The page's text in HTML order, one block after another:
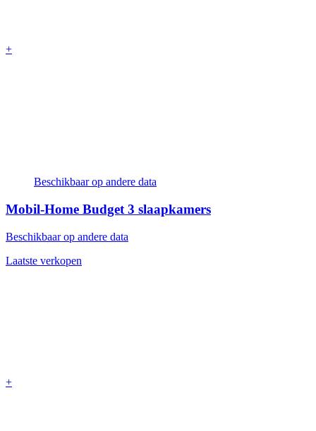
+
Beschikbaar op andere data
Mobil-Home Budget 3 slaapkamers
Beschikbaar op andere data
Laatste verkopen
+